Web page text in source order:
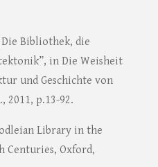
Die Bibliothek, die
in Die Weisheit
und Geschichte von
2011, p.13-92.
Library in the
Centuries, Oxford,